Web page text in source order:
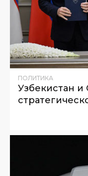
ПОЛИТИКА
Узбекистан и